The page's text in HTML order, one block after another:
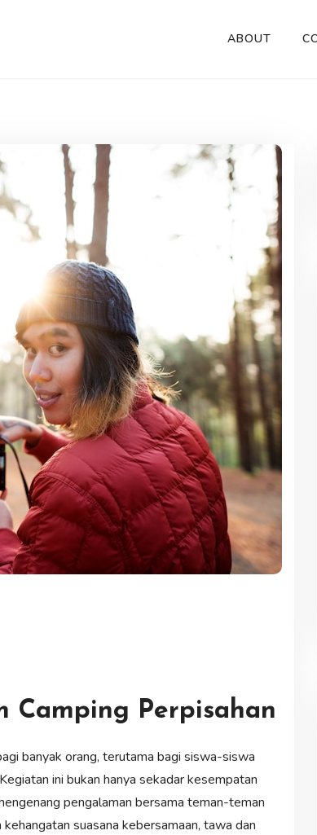
ABOUT
Camping Perpisahan
banyak orang, terutama bagi siswa-siswa
ini bukan hanya sekadar kesempatan
pengalaman bersama teman-teman
suasana kebersamaan, tawa dan